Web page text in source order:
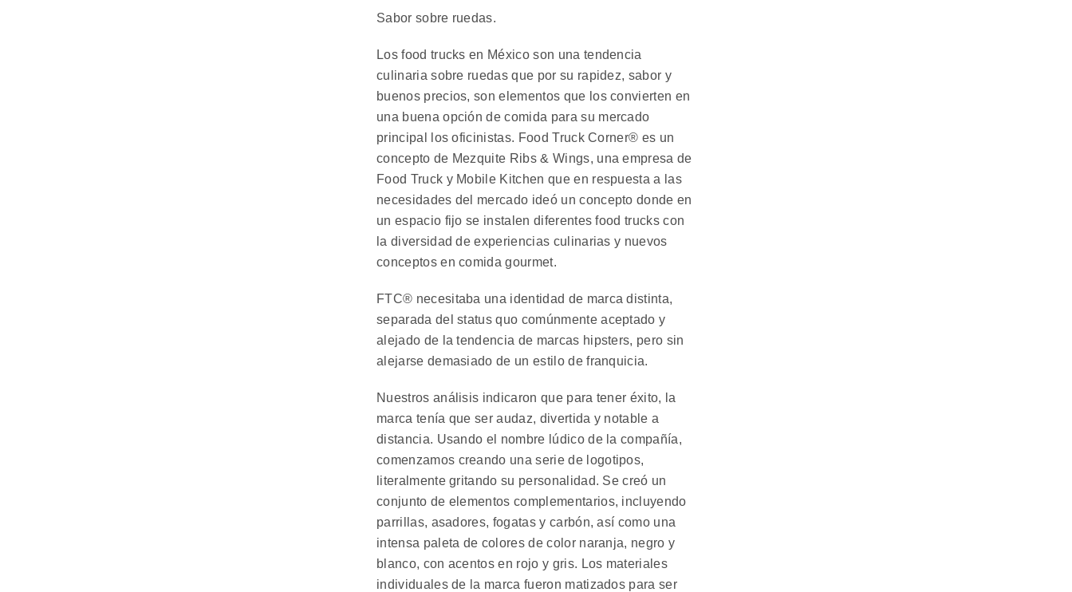
Sabor sobre ruedas.
Los food trucks en México son una tendencia
culinaria sobre ruedas que por su rapidez, sabor y
buenos precios, son elementos que los convierten en
una buena opción de comida para su mercado
principal los oficinistas. Food Truck Corner® es un
concepto de Mezquite Ribs & Wings, una empresa de
Food Truck y Mobile Kitchen que en respuesta a las
necesidades del mercado ideó un concepto donde en
un espacio fijo se instalen diferentes food trucks con
la diversidad de experiencias culinarias y nuevos
conceptos en comida gourmet.
FTC® necesitaba una identidad de marca distinta,
separada del status quo comúnmente aceptado y
alejado de la tendencia de marcas hipsters, pero sin
alejarse demasiado de un estilo de franquicia.
Nuestros análisis indicaron que para tener éxito, la
marca tenía que ser audaz, divertida y notable a
distancia. Usando el nombre lúdico de la compañía,
comenzamos creando una serie de logotipos,
literalmente gritando su personalidad. Se creó un
conjunto de elementos complementarios, incluyendo
parrillas, asadores, fogatas y carbón, así como una
intensa paleta de colores de color naranja, negro y
blanco, con acentos en rojo y gris. Los materiales
individuales de la marca fueron matizados para ser